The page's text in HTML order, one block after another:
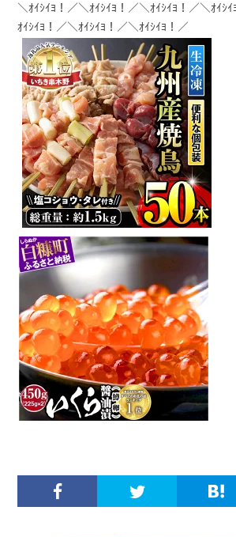
＼ｵｲｼｲﾖ！／＼ｵｲｼｲﾖ！／＼ｵｲｼｲﾖ！／＼ｵｲｼ
ｵｲｼｲﾖ！／＼ｵｲｼｲﾖ！／＼ｵｲｼｲﾖ！／